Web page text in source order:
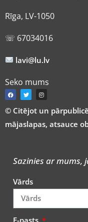
Rīga, LV-1050
☏ 67034016
lavi@lu.lv
Seko mums
© Citējot un
mājaslapas, atsauce
Sazinies ar mums,
Vārds
E-pasts